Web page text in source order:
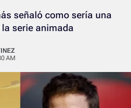
señaló como sería una
serie animada
AM